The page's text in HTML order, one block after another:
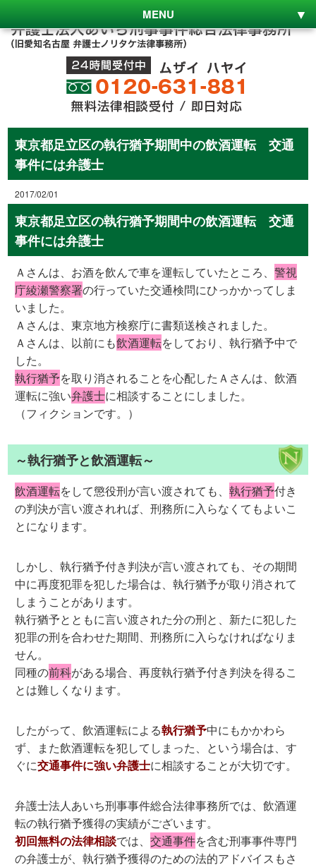
MENU
東京都足立区の執行猶予期間中の飲酒運転 交通
事件には弁護士
2017/02/01
東京都足立区の執行猶予期間中の飲酒運転 交通
事件には弁護士
Ａさんは、お酒を飲んで車を運転していたところ、警視
庁綾瀬警察署の行っていた交通検問にひっかかってしま
いました。
Ａさんは、東京地方検察庁に書類送検されました。
Ａさんは、以前にも飲酒運転をしており、執行猶予中で
した。
執行猶予を取り消されることを心配したＡさんは、飲酒
運転に強い弁護士に相談することにしました。
（フィクションです。）
～執行猶予と飲酒運転～
飲酒運転をして懲役刑が言い渡されても、執行猶予付き
の判決が言い渡されれば、刑務所に入らなくてもよいこ
とになります。
しかし、執行猶予付き判決が言い渡されても、その期間
中に再度犯罪を犯した場合は、執行猶予が取り消されて
しまうことがあります。
執行猶予とともに言い渡された分の刑と、新たに犯した
犯罪の刑を合わせた期間、刑務所に入らなければなりま
せん。
同種の前科がある場合、再度執行猶予付き判決を得るこ
とは難しくなります。
したがって、飲酒運転による執行猶予中にもかかわら
ず、また飲酒運転を犯してしまった、という場合は、す
ぐに交通事件に強い弁護士に相談することが大切です。
弁護士法人あいち刑事事件総合法律事務所では、飲酒運
転の執行猶予獲得の実績がございます。
初回無料の法律相談では、交通事件を含む刑事事件専門
の弁護士が、執行猶予獲得のための法的アドバイスもさ